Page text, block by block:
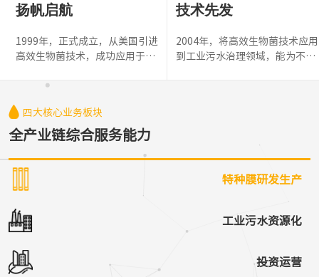
扬帆启航
1999年，正式成立，从美国引进
高效生物菌技术，成功应用于河
开启了美富特洁净每一滴水的奋
技术先发
2004年，将高效生物菌技术应用
到工业污水治理领域，能为不同
四大核心业务板块
全产业链综合服务能力
特种膜研发生产
工业污水资源化
投资运营